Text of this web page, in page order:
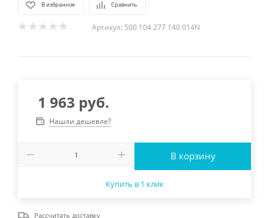
В избранное Сравнить
Артикул: 500 104 277 140 014N
1 963 руб.
Нашли дешевле?
В корзину
Купить в 1 клик
Рассчитать доставку